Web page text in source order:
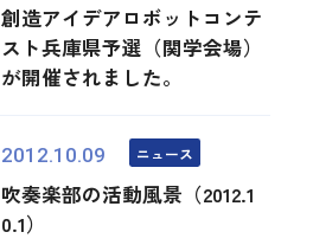
創造アイデアロボットコンテ
スト兵庫県予選（関学会場）
が開催されました。
2012.10.09 ニュース
吹奏楽部の活動風景（2012.1
0.1）